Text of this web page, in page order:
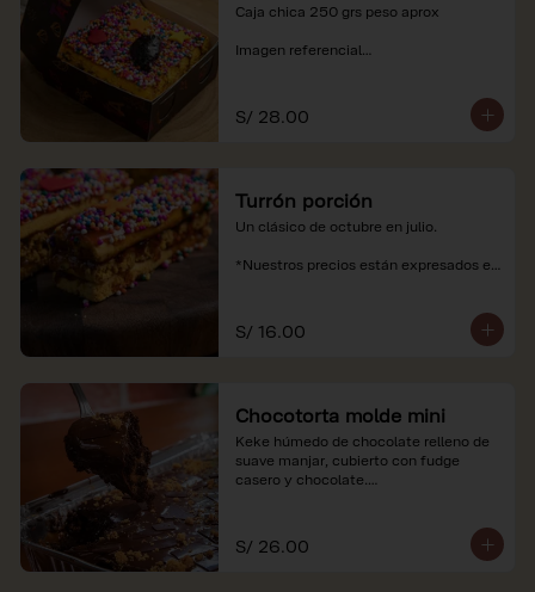
Caja chica 250 grs peso aprox
Imagen referencial
soles e incluyen impuestos de ley y
recargo al consumo.
S/ 28.00
Turrón porción
Un clásico de octubre en julio.
*Nuestros precios están expresados en
S/ 16.00
Chocotorta molde mini
Keke húmedo de chocolate relleno de
suave manjar, cubierto con fudge
casero y chocolate.
soles e incluyen impuestos de ley y
recargo al consumo. Imagenes
S/ 26.00